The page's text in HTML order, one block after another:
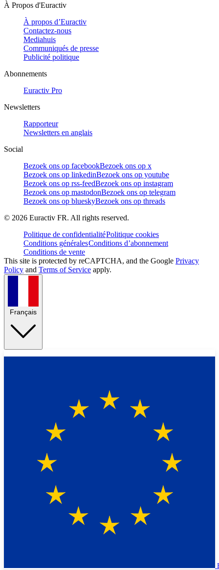
À Propos d'Euractiv
À propos d’Euractiv
Contactez-nous
Mediahuis
Communiqués de presse
Publicité politique
Abonnements
Euractiv Pro
Newsletters
Rapporteur
Newsletters en anglais
Social
Bezoek ons op facebookBezoek ons op x
Bezoek ons op linkedinBezoek ons op youtube
Bezoek ons op rss-feedBezoek ons op instagram
Bezoek ons op mastodonBezoek ons op telegram
Bezoek ons op blueskyBezoek ons op threads
© 2026 Euractiv FR. All rights reserved.
Politique de confidentialitéPolitique cookies
Conditions généralesConditions d’abonnement
Conditions de vente
This site is protected by reCAPTCHA, and the Google Privacy
Policy and Terms of Service apply.
Français